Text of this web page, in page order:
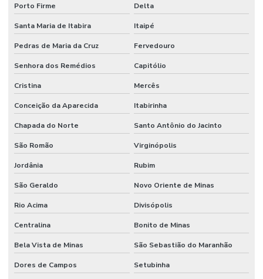
Porto Firme Delta
Santa Maria de Itabira Itaipé
Pedras de Maria da Cruz Fervedouro
Senhora dos Remédios Capitólio
Cristina Mercês
Conceição da Aparecida Itabirinha
Chapada do Norte Santo Antônio do Jacinto
São Romão Virginópolis
Jordânia Rubim
São Geraldo Novo Oriente de Minas
Rio Acima Divisópolis
Centralina Bonito de Minas
Bela Vista de Minas São Sebastião do Maranhão
Dores de Campos Setubinha